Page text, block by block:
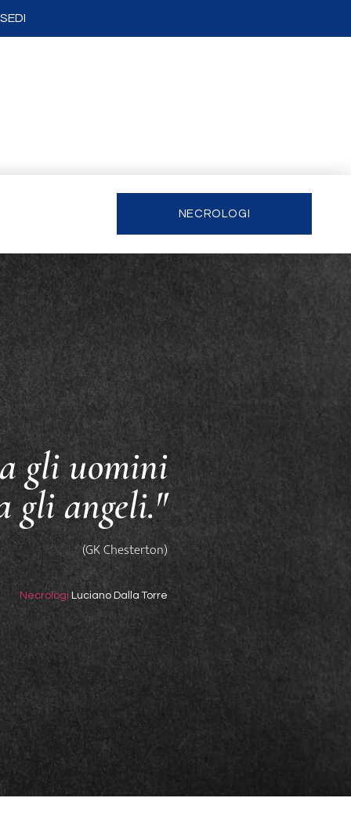
NECROLOGI
gli uomini
gli angeli."
(GK Chesterton)
Necrologi Luciano Dalla Torre